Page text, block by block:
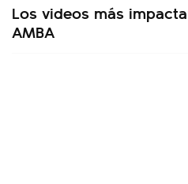
Los videos más
AMBA